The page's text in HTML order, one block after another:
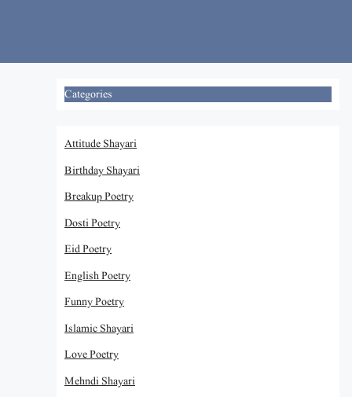
Categories
Attitude Shayari
Birthday Shayari
Breakup Poetry
Dosti Poetry
Eid Poetry
English Poetry
Funny Poetry
Islamic Shayari
Love Poetry
Mehndi Shayari